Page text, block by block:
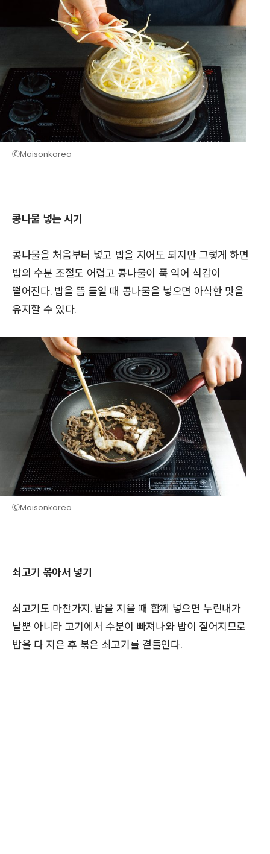
ⒸMaisonkorea
콩나물 넣는 시기
콩나물을 처음부터 넣고 밥을 지어도 되지만 그렇게 하면
밥의 수분 조절도 어렵고 콩나물이 푹 익어 식감이
떨어진다. 밥을 뜸 들일 때 콩나물을 넣으면 아삭한 맛을
유지할 수 있다.
ⒸMaisonkorea
쇠고기 볶아서 넣기
쇠고기도 마찬가지. 밥을 지을 때 함께 넣으면 누린내가
날뿐 아니라 고기에서 수분이 빠져나와 밥이 질어지므로
밥을 다 지은 후 볶은 쇠고기를 곁들인다.